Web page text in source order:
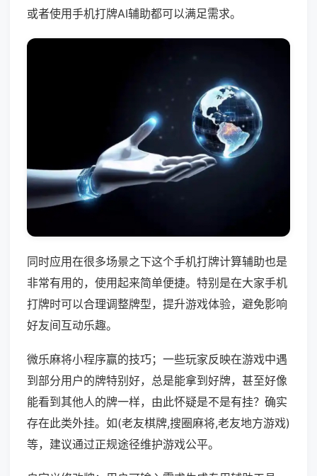
或者使用手机打牌AI辅助都可以满足需求。
同时应用在很多场景之下这个手机打牌计算辅助也是
非常有用的，使用起来简单便捷。特别是在大家手机
打牌时可以合理调整牌型，提升游戏体验，避免影响
好友间互动乐趣。
微乐麻将小程序赢的技巧；一些玩家反映在游戏中遇
到部分用户的牌特别好，总是能拿到好牌，甚至好像
能看到其他人的牌一样，由此怀疑是不是有挂？确实
存在此类外挂。如(老友棋牌,搜圈麻将,老友地方游戏)
等，建议通过正规途径维护游戏公平。